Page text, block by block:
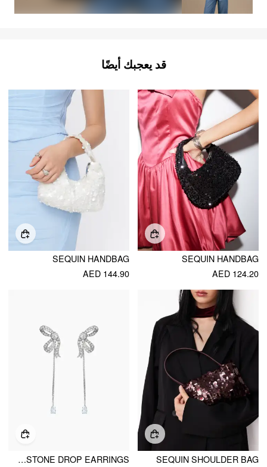
قد يعجبك أيضًا
SEQUIN HANDBAG
AED 124.20
SEQUIN HANDBAG
AED 144.90
SEQUIN SHOULDER BAG
BOWKNOT & RHINESTONE DROP EARRINGS